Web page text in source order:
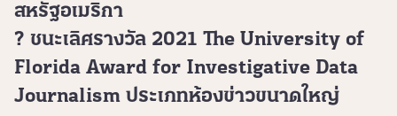
สหรัฐอเมริกา
? ชนะเลิศรางวัล 2021 The University of
Florida Award for Investigative Data
Journalism ประเภทห้องข่าวขนาดใหญ่